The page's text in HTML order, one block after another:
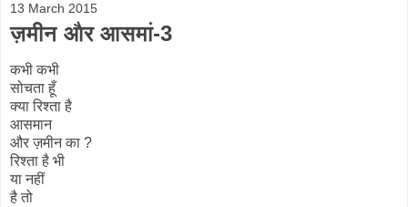
13 March 2015
ज़मीन और आसमां-3
कभी कभी
सोचता हूँ
क्या रिश्ता है
आसमान
और ज़मीन का ?
रिश्ता है भी
या नहीं
है तो